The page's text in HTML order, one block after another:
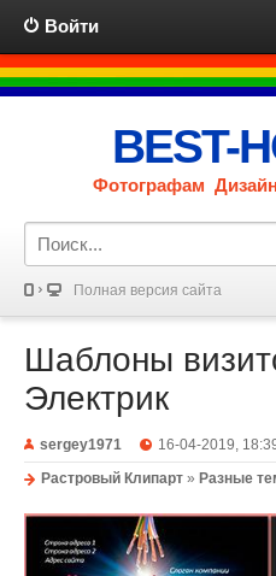
Войти
BEST-
Фотографам
Полная версия сайта
Шаблоны
Электрик
sergey1971 16-04-2019,
Растровый Клипарт » Разные